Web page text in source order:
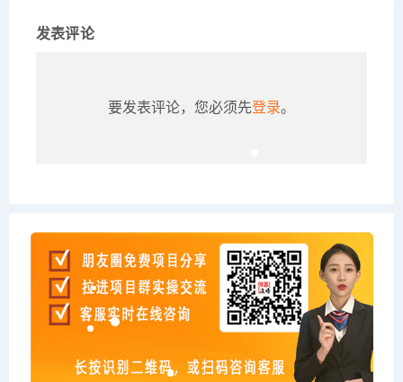
发表评论
要发表评论，您必须先登录。